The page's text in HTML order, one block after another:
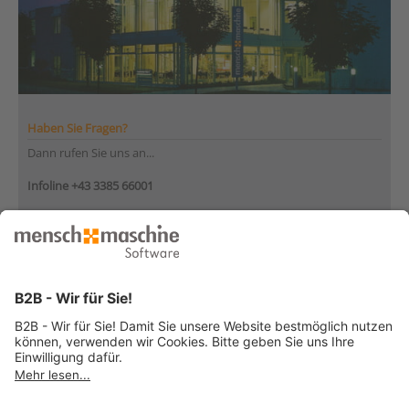
Haben Sie Fragen?
Dann rufen Sie uns an...
Infoline +43 3385 66001
von 08:30 bis 12:00 Uhr
und 12:30 bis 17:00 Uhr
von 08:30 bis 12:30 Uhr
... oder senden Sie uns Ihre Nachricht»